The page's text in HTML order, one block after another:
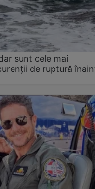
sunt cele mai
de ruptură